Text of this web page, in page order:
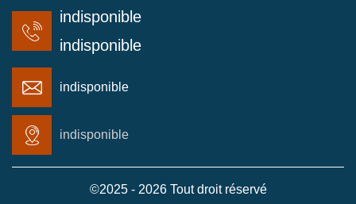
indisponible
indisponible
indisponible
indisponible
©2025 - 2026 Tout droit réservé